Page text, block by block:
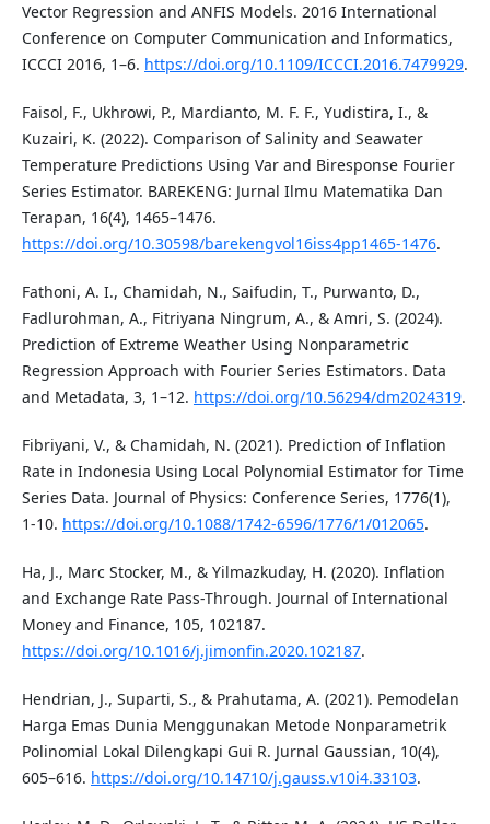
Vector Regression and ANFIS Models. 2016 International
Conference on Computer Communication and Informatics,
ICCCI 2016, 1–6. https://doi.org/10.1109/ICCCI.2016.7479929.
Faisol, F., Ukhrowi, P., Mardianto, M. F. F., Yudistira, I., &
Kuzairi, K. (2022). Comparison of Salinity and Seawater
Temperature Predictions Using Var and Biresponse Fourier
Series Estimator. BAREKENG: Jurnal Ilmu Matematika Dan
Terapan, 16(4), 1465–1476.
https://doi.org/10.30598/barekengvol16iss4pp1465-1476.
Fathoni, A. I., Chamidah, N., Saifudin, T., Purwanto, D.,
Fadlurohman, A., Fitriyana Ningrum, A., & Amri, S. (2024).
Prediction of Extreme Weather Using Nonparametric
Regression Approach with Fourier Series Estimators. Data
and Metadata, 3, 1–12. https://doi.org/10.56294/dm2024319.
Fibriyani, V., & Chamidah, N. (2021). Prediction of Inflation
Rate in Indonesia Using Local Polynomial Estimator for Time
Series Data. Journal of Physics: Conference Series, 1776(1),
1-10. https://doi.org/10.1088/1742-6596/1776/1/012065.
Ha, J., Marc Stocker, M., & Yilmazkuday, H. (2020). Inflation
and Exchange Rate Pass-Through. Journal of International
Money and Finance, 105, 102187.
https://doi.org/10.1016/j.jimonfin.2020.102187.
Hendrian, J., Suparti, S., & Prahutama, A. (2021). Pemodelan
Harga Emas Dunia Menggunakan Metode Nonparametrik
Polinomial Lokal Dilengkapi Gui R. Jurnal Gaussian, 10(4),
605–616. https://doi.org/10.14710/j.gauss.v10i4.33103.